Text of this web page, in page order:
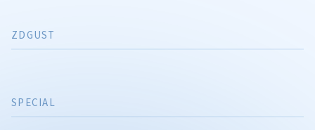
SPECIAL
ZDGUST